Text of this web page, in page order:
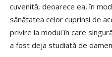
cuvenită, deoarece ea, în
sănătatea celor cuprinși de
privire la modul în care
a fost deja studiată de